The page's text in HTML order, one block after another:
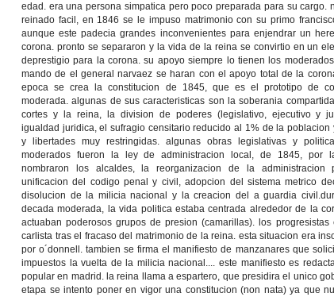
edad. era una persona simpatica pero poco preparada para su cargo.
reinado facil, en 1846 se le impuso matrimonio con su primo
aunque este padecia grandes inconvenientes para enjendrar un
corona. pronto se separaron y la vida de la reina se convirtio en un
deprestigio para la corona. su apoyo siempre lo tienen los
mando de el general narvaez se haran con el apoyo total de la
epoca se crea la constitucion de 1845, que es el prototipo de
moderada. algunas de sus caracteristicas son la soberania
cortes y la reina, la division de poderes (legislativo, ejecutivo y
igualdad juridica, el sufragio censitario reducido al 1% de la poblacion
y libertades muy restringidas. algunas obras legislativas y
moderados fueron la ley de administracion local, de 1845, por
nombraron los alcaldes, la reorganizacion de la administracion
unificacion del codigo penal y civil, adopcion del sistema metrico
disolucion de la milicia nacional y la creacion del a guardia
decada moderada, la vida politica estaba centrada alrededor de la
actuaban poderosos grupos de presion (camarillas). los
carlista tras el fracaso del matrimonio de la reina. esta situacion era
por o´donnell. tambien se firma el manifiesto de manzanares que
impuestos la vuelta de la milicia nacional.... este manifiesto es
popular en madrid. la reina llama a espartero, que presidira el unico
etapa se intento poner en vigor una constitucion (non nata) ya que